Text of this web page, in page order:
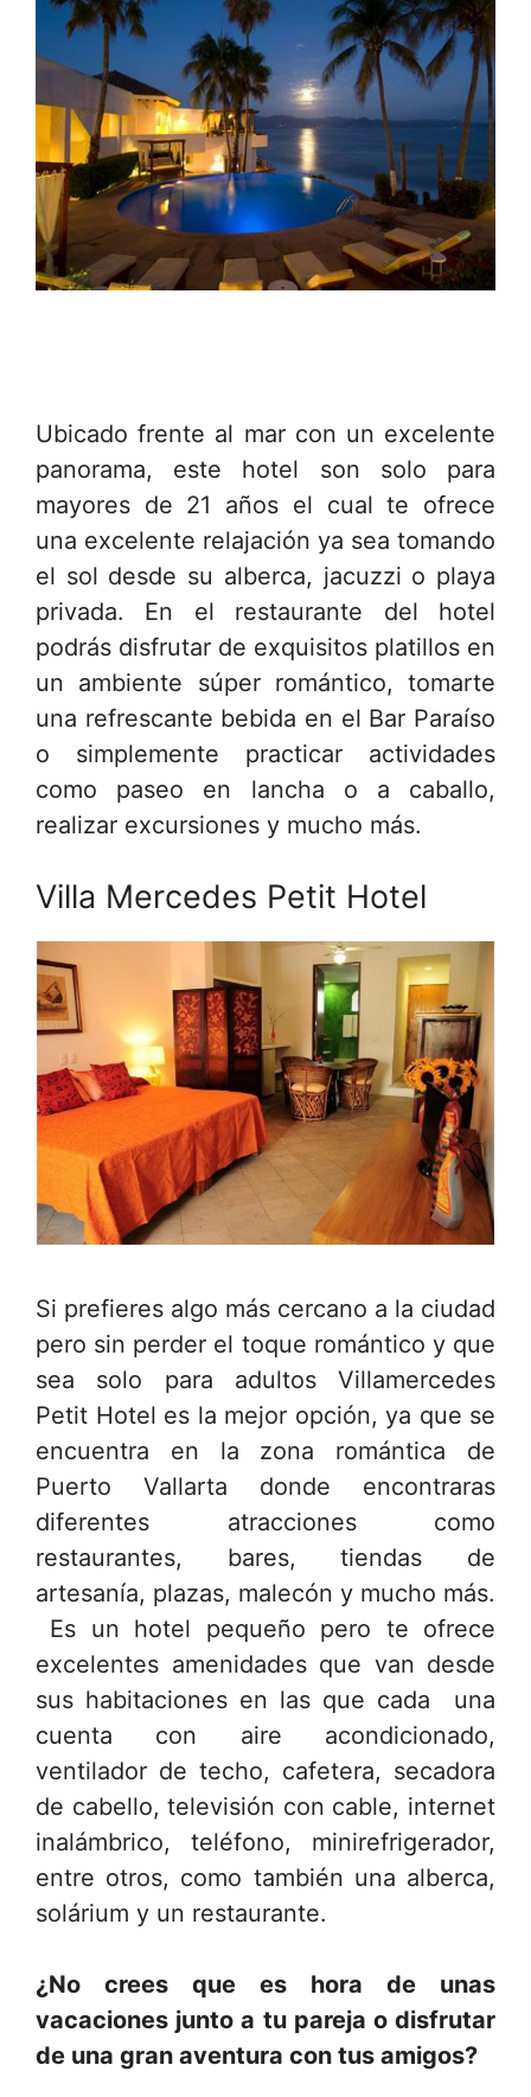
Ubicado frente al mar con un excelente
panorama, este hotel son solo para
mayores de 21 años el cual te ofrece
una excelente relajación ya sea tomando
el sol desde su alberca, jacuzzi o playa
privada. En el restaurante del hotel
podrás disfrutar de exquisitos platillos en
un ambiente súper romántico, tomarte
una refrescante bebida en el Bar Paraíso
o simplemente practicar actividades
como paseo en lancha o a caballo,
realizar excursiones y mucho más.
Villa Mercedes Petit Hotel
Si prefieres algo más cercano a la ciudad
pero sin perder el toque romántico y que
sea solo para adultos Villamercedes
Petit Hotel es la mejor opción, ya que se
encuentra en la zona romántica de
Puerto Vallarta donde encontraras
diferentes atracciones como
restaurantes, bares, tiendas de
artesanía, plazas, malecón y mucho más.
Es un hotel pequeño pero te ofrece
excelentes amenidades que van desde
sus habitaciones en las que cada una
cuenta con aire acondicionado,
ventilador de techo, cafetera, secadora
de cabello, televisión con cable, internet
inalámbrico, teléfono, minirefrigerador,
entre otros, como también una alberca,
solárium y un restaurante.
¿No crees que es hora de unas
vacaciones junto a tu pareja o disfrutar
de una gran aventura con tus amigos?